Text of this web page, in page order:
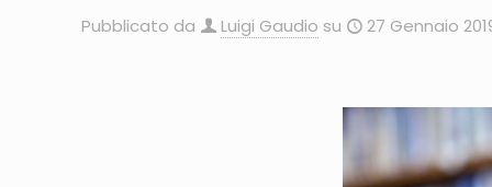
Pubblicato da Luigi Gaudio su 27 Gennaio